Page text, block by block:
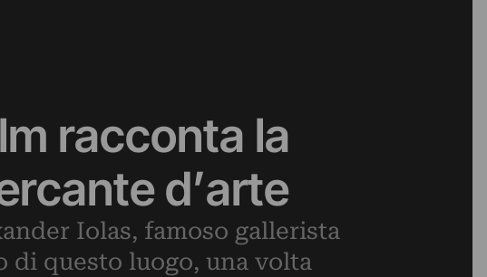
racconta la
d’arte
Iolas, famoso gallerista
di questo luogo, una volta